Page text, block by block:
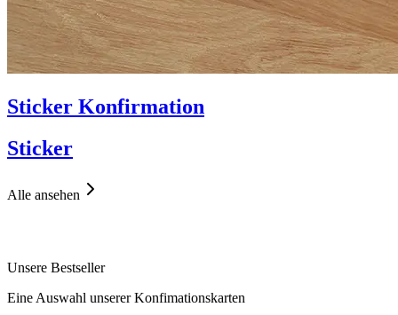
Sticker Konfirmation
Sticker
Alle ansehen
Unsere Bestseller
Eine Auswahl unserer Konfimationskarten